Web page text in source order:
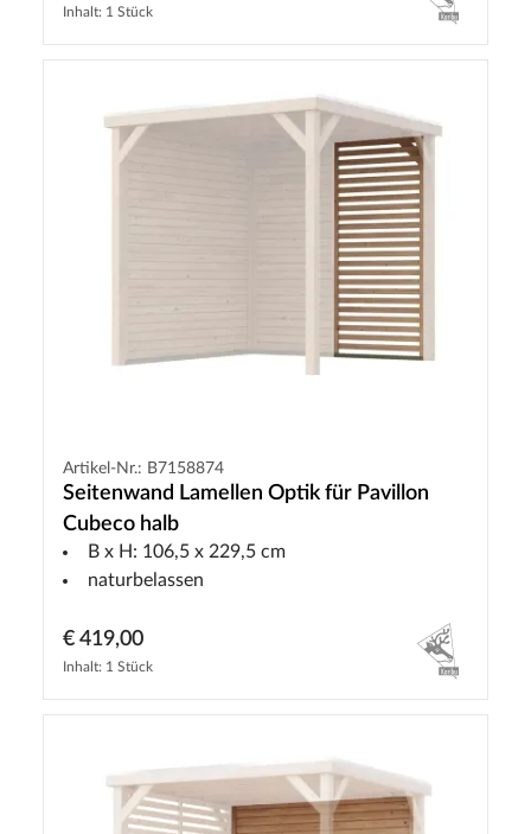
Inhalt: 1 Stück
Artikel-Nr.: B7158874
Seitenwand Lamellen Optik für Pavillon
Cubeco halb
B x H: 106,5 x 229,5 cm
naturbelassen
€ 419,00
Inhalt: 1 Stück